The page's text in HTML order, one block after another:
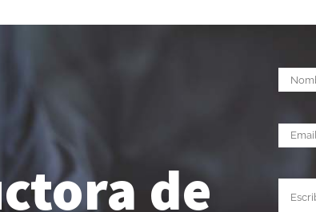
de